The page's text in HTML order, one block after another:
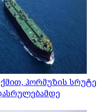
ჰორმუზის სრუტე